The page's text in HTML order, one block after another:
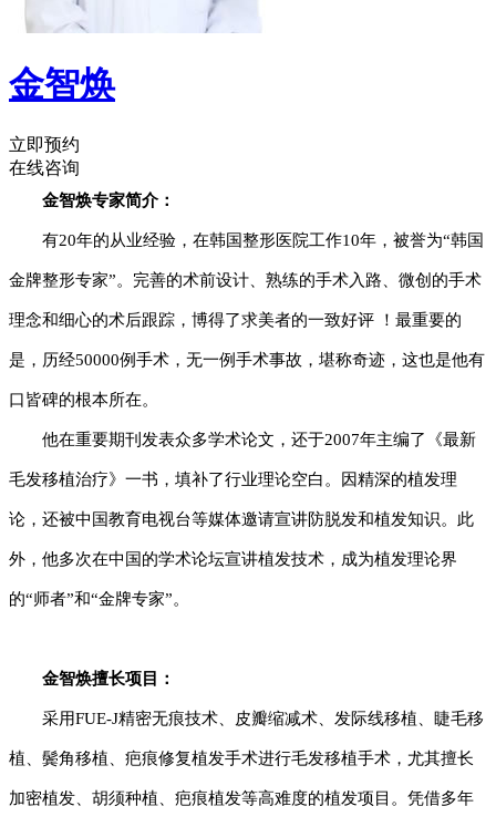
金智焕
立即预约
在线咨询
金智焕专家简介：
有20年的从业经验，在韩国整形医院工作10年，被誉为“韩国
金牌整形专家”。完善的术前设计、熟练的手术入路、微创的手术
理念和细心的术后跟踪，博得了求美者的一致好评 ！最重要的
是，历经50000例手术，无一例手术事故，堪称奇迹，这也是他有
口皆碑的根本所在。
他在重要期刊发表众多学术论文，还于2007年主编了《最新
毛发移植治疗》一书，填补了行业理论空白。因精深的植发理
论，还被中国教育电视台等媒体邀请宣讲防脱发和植发知识。此
外，他多次在中国的学术论坛宣讲植发技术，成为植发理论界
的“师者”和“金牌专家”。
金智焕擅长项目：
采用FUE-J精密无痕技术、皮瓣缩减术、发际线移植、睫毛移
植、鬓角移植、疤痕修复植发手术进行毛发移植手术，尤其擅长
加密植发、胡须种植、疤痕植发等高难度的植发项目。凭借多年